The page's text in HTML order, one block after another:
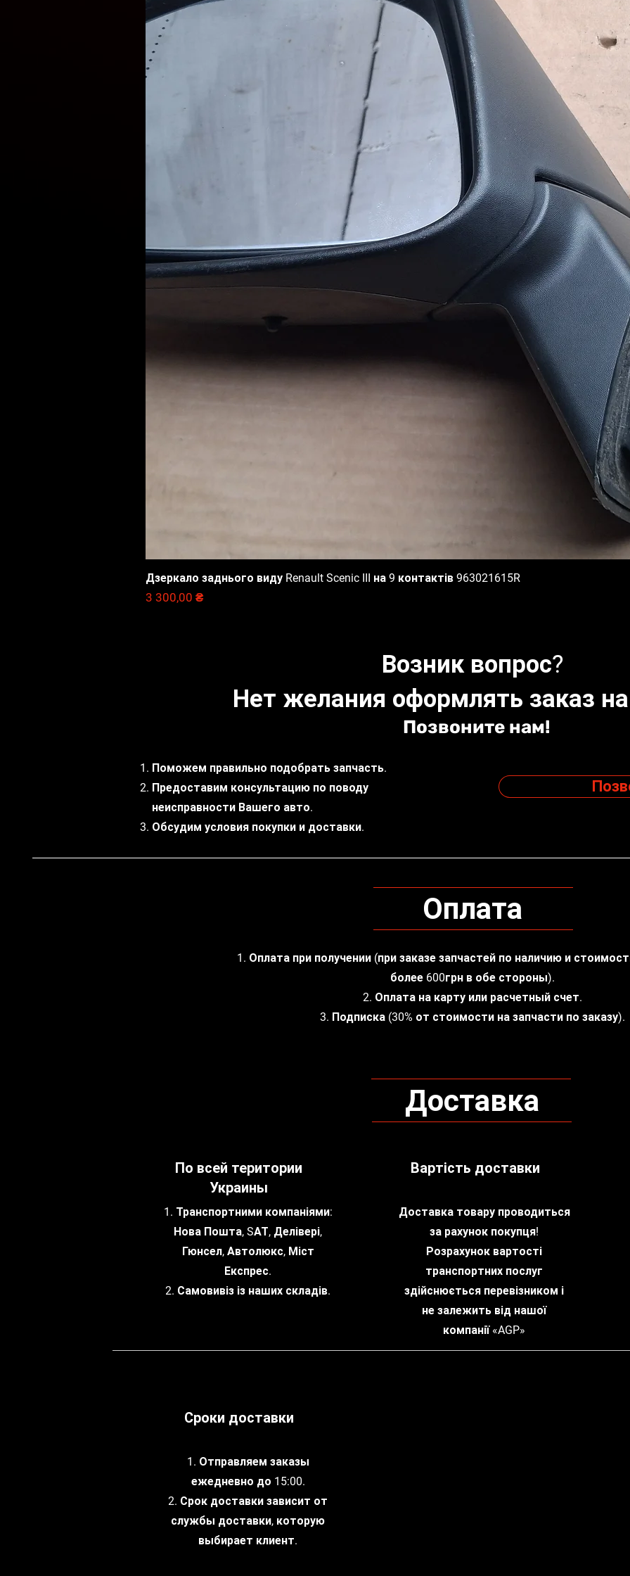
замовлення в обидві сторони.Відправлення запчастин щодня до
16:00.Доставка вибраною Вами службою доставки (САТ,
НоваПошта, Delivery, Meest).
Наші фахівці готові проконсультувати з приводу вибору
запчастин, що відповідають вашим потребам та бюджету.
Быстрый просмотр
Дзеркало заднього виду Renault Scenic III на 9 контактів 963021615R
Цена
3 300,00 ₴
Возник вопрос?
Нет желания оформлять заказ на
Позвоните нам!
Поможем правильно подобрать запчасть.
Предоставим консультацию по поводу
неисправности Вашего авто.
Обсудим условия покупки и доставки.
Оплата
1. Оплата при получении (при заказе запчастей по наличию и
более 600грн в обе стороны).
2. Оплата на карту или расчетный счет.
3. Подписка (30% от стоимости на запчасти по заказу).
Доставка
По всей територии
Украины
1. Транспортними компаніями:
Нова Пошта, SАТ, Делівері,
Гюнсел, Автолюкс, Міст
Експрес.
2. Самовивіз із наших складів.
Вартість доставки
Доставка товару проводиться
за рахунок покупця!
Розрахунок вартості
транспортних послуг
здійснюється перевізником і
не залежить від нашої
компанії «AGP»
Сроки доставки
1. Отправляем заказы
ежедневно до 15:00.
2. Срок доставки зависит от
службы доставки, которую
выбирает клиент.